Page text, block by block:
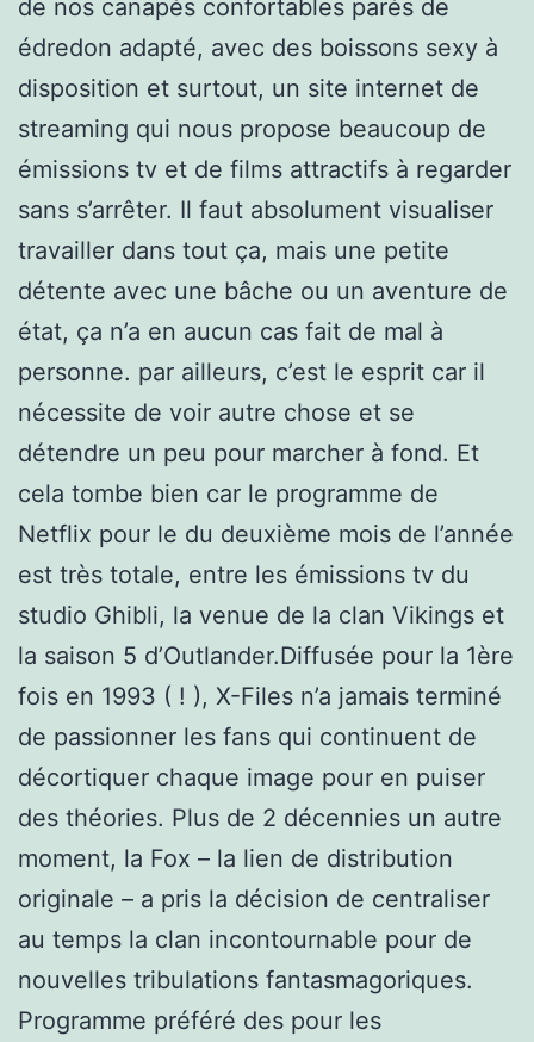
de nos canapés confortables parés de
édredon adapté, avec des boissons sexy à
disposition et surtout, un site internet de
streaming qui nous propose beaucoup de
émissions tv et de films attractifs à regarder
sans s’arrêter. Il faut absolument visualiser
travailler dans tout ça, mais une petite
détente avec une bâche ou un aventure de
état, ça n’a en aucun cas fait de mal à
personne. par ailleurs, c’est le esprit car il
nécessite de voir autre chose et se
détendre un peu pour marcher à fond. Et
cela tombe bien car le programme de
Netflix pour le du deuxième mois de l’année
est très totale, entre les émissions tv du
studio Ghibli, la venue de la clan Vikings et
la saison 5 d’Outlander.Diffusée pour la 1ère
fois en 1993 ( ! ), X-Files n’a jamais terminé
de passionner les fans qui continuent de
décortiquer chaque image pour en puiser
des théories. Plus de 2 décennies un autre
moment, la Fox – la lien de distribution
originale – a pris la décision de centraliser
au temps la clan incontournable pour de
nouvelles tribulations fantasmagoriques.
Programme préféré des pour les